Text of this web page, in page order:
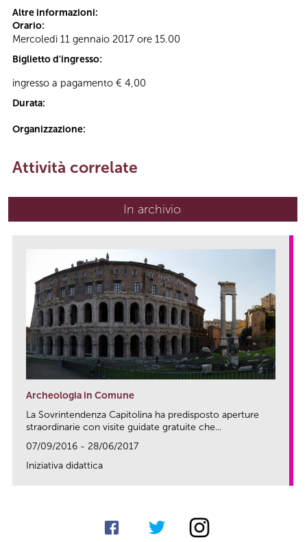
Altre informazioni:
Orario:
Mercoledì 11 gennaio 2017 ore 15.00
Biglietto d'ingresso:
ingresso a pagamento € 4,00
Durata:
Organizzazione:
Attività correlate
In archivio
Archeologia in Comune
La Sovrintendenza Capitolina ha predisposto aperture
straordinarie con visite guidate gratuite che...
07/09/2016 - 28/06/2017
Iniziativa didattica